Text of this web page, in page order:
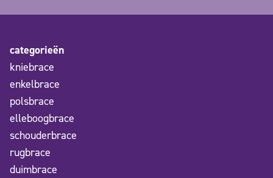
categorieën
kniebrace
enkelbrace
polsbrace
elleboogbrace
schouderbrace
rugbrace
duimbrace